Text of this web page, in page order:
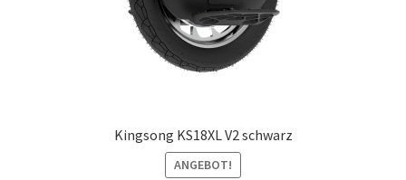
Kingsong KS18XL V2 schwarz
ANGEBOT!